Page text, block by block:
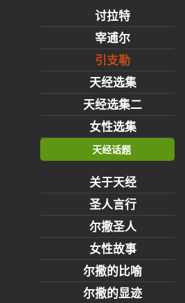
讨拉特
宰逋尔
引支勒
天经选集
天经选集二
女性选集
天经话题
关于天经
圣人言行
尔撒圣人
女性故事
尔撒的比喻
尔撒的显迹